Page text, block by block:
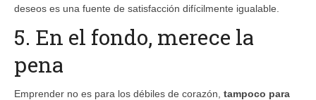
deseos es una fuente de satisfacción difícilmente igualable.
5. En el fondo, merece la
pena
Emprender no es para los débiles de corazón, tampoco para